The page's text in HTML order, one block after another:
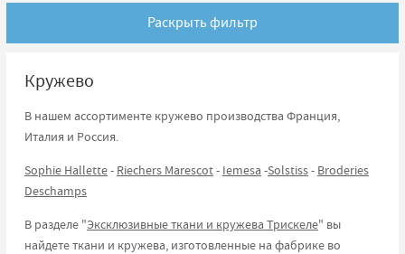
Раскрыть фильтр
Кружево
В нашем ассортименте кружево производства Франция,
Италия и Россия.
Sophie Hallette- Riechers Marescot- Iemesa -Solstiss- Broderies
Deschamps
В разделе "Эксклюзивные ткани и кружева Трискеле" вы
найдете ткани и кружева, изготовленные на фабрике во